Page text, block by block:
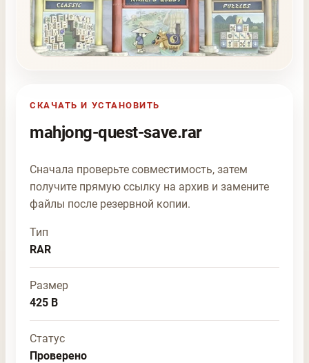
СКАЧАТЬ И УСТАНОВИТЬ
mahjong-quest-save.rar
Сначала проверьте совместимость, затем
получите прямую ссылку на архив и замените
файлы после резервной копии.
Тип
RAR
Размер
425 B
Статус
Проверено